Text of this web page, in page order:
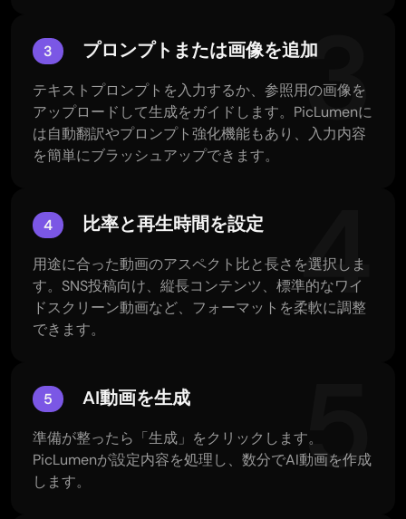
3 プロンプトまたは画像を追加3
テキストプロンプトを入力するか、参照用の画像を
アップロードして生成をガイドします。PicLumenに
は自動翻訳やプロンプト強化機能もあり、入力内容
を簡単にブラッシュアップできます。
4 比率と再生時間を設定 4
用途に合った動画のアスペクト比と長さを選択しま
す。SNS投稿向け、縦長コンテンツ、標準的なワイ
ドスクリーン動画など、フォーマットを柔軟に調整
できます。
5 AI動画を生成 5
準備が整ったら「生成」をクリックします。
PicLumenが設定内容を処理し、数分でAI動画を作成
します。